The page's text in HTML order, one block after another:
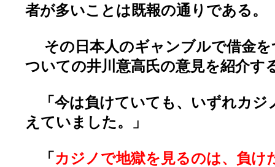
者が多いことは既報の通りである。
その日本人のギャンブルで借金を
ついての井川意高氏の意見を紹介す
「今は負けていても、いずれカジ
えていました。」
「 カジノで地獄を見るのは、負け